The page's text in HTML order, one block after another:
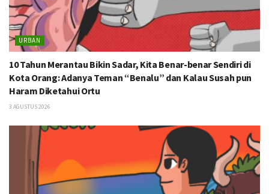
URBAN
10 Tahun Merantau Bikin Sadar, Kita Benar-benar Sendiri di
Kota Orang: Adanya Teman “Benalu” dan Kalau Susah pun
Haram Diketahui Ortu
3 AGUSTUS 2026